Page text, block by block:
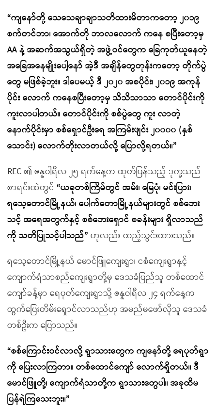
“ကျနော်တို့ သေသေချာချာသတိထားမိတာကတော့ ၂၀၁၉
စက်တင်ဘာ၊ အောက်တို ဘာလလောက် ကနေ စပြီးတော့မှ
AA နဲ့ အဆက်အသွယ်ရှိတဲ့ အဖွဲ့ဝင်တွေက ခြေကုတ်ယူနေတဲ့
အခြေအနေမျိုးပေါ့နော် အဲ့ဒီ အချိန်တွေတုန်းကတော့ တိုက်ပွဲ
တွေ မဖြစ်ခဲ့ဘူး။ ဒါပေမယ့် ဒီ ၂၀၂၀ အစပိုင်း၊ ၂၀၁၉ အကုန်
ပိုင်း လောက် ကနေစပြီးတော့မှ သိသိသာသာ တောင်ပိုင်းကို
ကူးလာပါတယ်။ တောင်ပိုင်းကို စစ်ပွဲတွေ ကူး လာတဲ့
နောက်ပိုင်းမှာ စစ်ရှောင်ဦးရေ အကြမ်းဖျင်း ၂၀၀၀၀ (နှစ်
သောင်း) လောက်တိုးလာတယ်လို့ ပြောလို့ရတယ်။”
REC ၏ ဇန္နဝါရီလ ၂၅ ရက်နေ့က ထုတ်ပြန်သည့် ဒုက္ခသည်
စာရင်းထဲတွင် “ယခုတစ်ကြိမ်တွင် အမ်း၊ မြေပုံ၊ မင်းပြား၊
ရသေ့တောင်မြို့နယ်၊ ပေါက်တောမြို့နယ်များတွင် စစ်ဘေး
သင့် အရေအတွက်နှင့် စစ်ဘေးရှောင် စခန်းများ ရှိလာသည်
ကို သတိပြုသင့်ပါသည်” ဟုလည်း ထည့်သွင်းထားသည်။
ရသေ့တောင်မြို့နယ် မောင်ဖြူကျေးရွာ၊ ငစံကျေးရွာနှင့်
ကျောက်ရံသာစည်ကျေးရွာတို့မှ ဒေသခံပြည်သူ တစ်ထောင်
ကျော်ခန့်မှာ ရေပုတ်ကျေးရွာသို့ ဇန္နဝါရီလ ၂၄ ရက်နေ့က
ထွက်ပြေးတိမ်းရှောင်လာသည်ဟု အမည်မဖော်လိုသူ ဒေသခံ
တစ်ဦးက ပြောသည်။
“စစ်ကြောင်းဝင်လာလို့ ရွာသားတွေက ကျနော်တို့ ရေပုတ်ရွာ
ကို ပြေးလာကြတာ။ တစ်ထောင်ကျော် လောက်ရှိတယ်။ ဒီ
မောင်ဖြူတို့၊ ကျောက်ရံသာတို့က ရွာသားတွေပါ။ အခုထိမ
ပြန်ရဲကြသေးဘူး။”